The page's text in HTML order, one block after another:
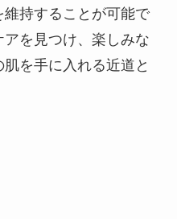
持することが可能で
を見つけ、楽しみな
を手に入れる近道と